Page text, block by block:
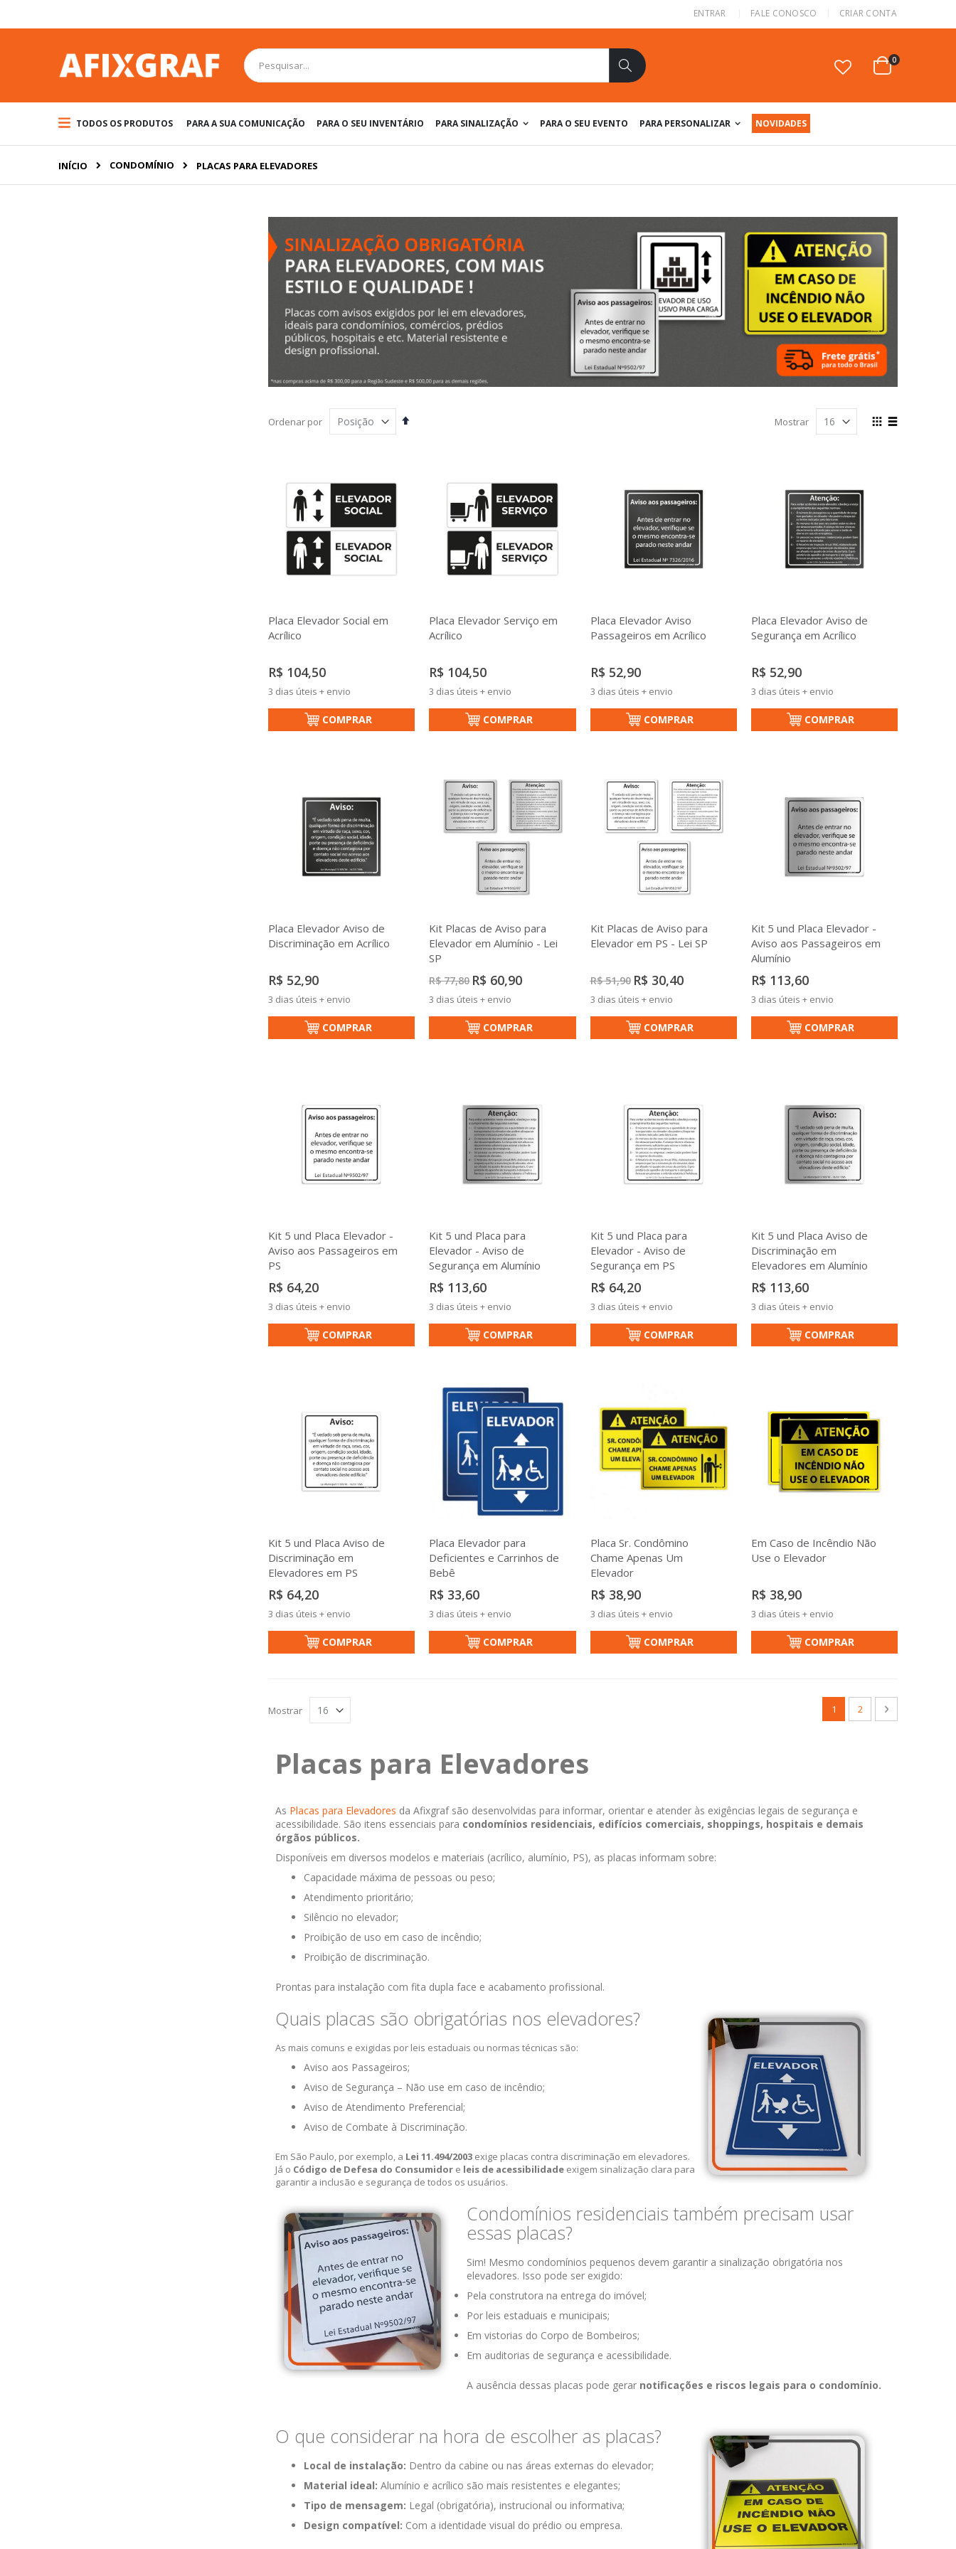
para
conteúdo
ENTRAR FALE CONOSCO CRIAR CONTA
Cart
0itens
Pesquisa
TODOS OS PRODUTOS PARA A SUA COMUNICAÇÃO PARA O SEU INVENTÁRIO PARA SINALIZAÇÃO PARA O SEU EVENTO PARA PERSONALIZAR NOVIDADES
INÍCIO CONDOMÍNIO PLACAS PARA ELEVADORES
Ordenar por
Definir
Ver
Mostrar
Placa Elevador Social em
Acrílico
R$ 104,50
3 dias úteis + envio
COMPRAR
Placa Elevador Serviço em
Acrílico
R$ 104,50
3 dias úteis + envio
COMPRAR
Placa Elevador Aviso
Passageiros em Acrílico
R$ 52,90
3 dias úteis + envio
COMPRAR
Placa Elevador Aviso de
Segurança em Acrílico
R$ 52,90
3 dias úteis + envio
COMPRAR
Placa Elevador Aviso de
Discriminação em Acrílico
R$ 52,90
3 dias úteis + envio
COMPRAR
Kit Placas de Aviso para
Elevador em Alumínio - Lei
SP
R$ 77,80 Preço
Especial
R$ 60,90
3 dias úteis + envio
COMPRAR
Kit Placas de Aviso para
Elevador em PS - Lei SP
R$ 51,90 Preço
Especial
R$ 30,40
3 dias úteis + envio
COMPRAR
Kit 5 und Placa Elevador -
Aviso aos Passageiros em
Alumínio
R$ 113,60
3 dias úteis + envio
COMPRAR
Kit 5 und Placa Elevador -
Aviso aos Passageiros em
PS
R$ 64,20
3 dias úteis + envio
COMPRAR
Kit 5 und Placa para
Elevador - Aviso de
Segurança em Alumínio
R$ 113,60
3 dias úteis + envio
COMPRAR
Kit 5 und Placa para
Elevador - Aviso de
Segurança em PS
R$ 64,20
3 dias úteis + envio
COMPRAR
Kit 5 und Placa Aviso de
Discriminação em
Elevadores em Alumínio
R$ 113,60
3 dias úteis + envio
COMPRAR
Kit 5 und Placa Aviso de
Discriminação em
Elevadores em PS
R$ 64,20
3 dias úteis + envio
COMPRAR
Placa Elevador para
Deficientes e Carrinhos de
Bebê
R$ 33,60
3 dias úteis + envio
COMPRAR
Placa Sr. Condômino
Chame Apenas Um
Elevador
R$ 38,90
3 dias úteis + envio
COMPRAR
Em Caso de Incêndio Não
Use o Elevador
R$ 38,90
3 dias úteis + envio
COMPRAR
Você esta lendo a pagina
1 Página
2 Página
Próximo
Mostrar
Placas para Elevadores
As Placas para Elevadores da Afixgraf são desenvolvidas para informar, orientar e atender às exigências legais de segurança e
acessibilidade. São itens essenciais para condomínios residenciais, edifícios comerciais, shoppings, hospitais e demais
órgãos públicos.
Disponíveis em diversos modelos e materiais (acrílico, alumínio, PS), as placas informam sobre:
Capacidade máxima de pessoas ou peso;
Atendimento prioritário;
Silêncio no elevador;
Proibição de uso em caso de incêndio;
Proibição de discriminação.
Prontas para instalação com fita dupla face e acabamento profissional.
Quais placas são obrigatórias nos elevadores?
As mais comuns e exigidas por leis estaduais ou normas técnicas são:
Aviso aos Passageiros;
Aviso de Segurança – Não use em caso de incêndio;
Aviso de Atendimento Preferencial;
Aviso de Combate à Discriminação.
Em São Paulo, por exemplo, a Lei 11.494/2003 exige placas contra discriminação em elevadores.
Já o Código de Defesa do Consumidor e leis de acessibilidade exigem sinalização clara para
garantir a inclusão e segurança de todos os usuários.
Condomínios residenciais também precisam usar
essas placas?
Sim! Mesmo condomínios pequenos devem garantir a sinalização obrigatória nos
elevadores. Isso pode ser exigido:
Pela construtora na entrega do imóvel;
Por leis estaduais e municipais;
Em vistorias do Corpo de Bombeiros;
Em auditorias de segurança e acessibilidade.
A ausência dessas placas pode gerar notificações e riscos legais para o condomínio.
O que considerar na hora de escolher as placas?
Local de instalação: Dentro da cabine ou nas áreas externas do elevador;
Material ideal: Alumínio e acrílico são mais resistentes e elegantes;
Tipo de mensagem: Legal (obrigatória), instrucional ou informativa;
Design compatível: Com a identidade visual do prédio ou empresa.